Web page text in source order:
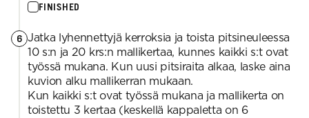
FINISHED
6 Jatka lyhennettyjä kerroksia ja toista pitsineuleessa
10 s:n ja 20 krs:n mallikertaa, kunnes kaikki s:t ovat
työssä mukana. Kun uusi pitsiraita alkaa, laske aina
kuvion alku mallikerran mukaan.
Kun kaikki s:t ovat työssä mukana ja mallikerta on
toistettu 3 kertaa (keskellä kappaletta on 6